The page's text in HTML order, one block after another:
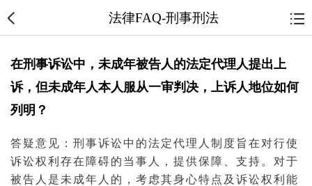
法律FAQ-刑事刑法
在刑事诉讼中，未成年被告人的法定代理人提出上
诉，但未成年人本人服从一审判决，上诉人地位如何
列明？
答疑意见：刑事诉讼中的法定代理人制度旨在对行使
诉讼权利存在障碍的 当事人
，提供保障、支持。对于
被告 人是 未成年人 的，考虑其身心特点及诉讼权利能